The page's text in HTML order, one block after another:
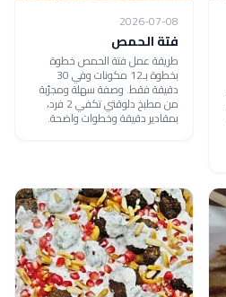
2026-07-08
فتة الحمص
طريقة عمل فتة الحمص خطوة
بخطوة بـ12 مكونات وفي 30
دقيقة فقط. وصفة سهلة ومجرّبة
من مطبخ دلوقتي تكفي 2 فرد،
بمقادير دقيقة وخطوات واضحة.